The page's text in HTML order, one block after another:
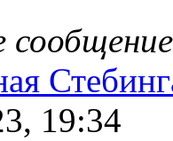
сообщение
19:34